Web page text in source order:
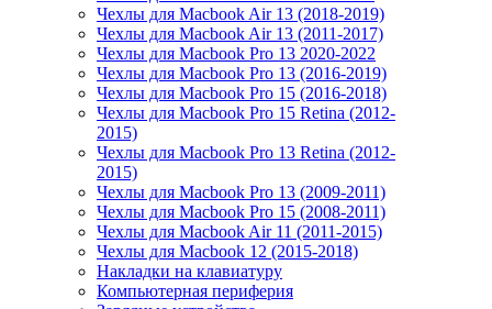
Чехлы для Macbook Air 13 (2018-2019)
Чехлы для Macbook Air 13 (2011-2017)
Чехлы для Macbook Pro 13 2020-2022
Чехлы для Macbook Pro 13 (2016-2019)
Чехлы для Macbook Pro 15 (2016-2018)
Чехлы для Macbook Pro 15 Retina (2012-
2015)
Чехлы для Macbook Pro 13 Retina (2012-
2015)
Чехлы для Macbook Pro 13 (2009-2011)
Чехлы для Macbook Pro 15 (2008-2011)
Чехлы для Macbook Air 11 (2011-2015)
Чехлы для Macbook 12 (2015-2018)
Накладки на клавиатуру
Компьютерная периферия